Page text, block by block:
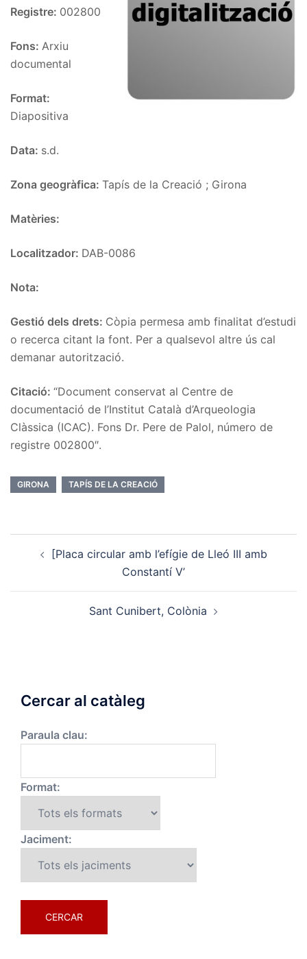
Registre: 002800
Fons: Arxiu
documental
Format:
Diapositiva
Data: s.d.
Zona geogràfica: Tapís de la Creació ; Girona
Matèries:
Localitzador: DAB-0086
Nota:
Gestió dels drets: Còpia permesa amb finalitat d’estudi
o recerca citant la font. Per a qualsevol altre ús cal
demanar autorització.
Citació: “Document conservat al Centre de
documentació de l’Institut Català d’Arqueologia
Clàssica (ICAC). Fons Dr. Pere de Palol, número de
registre 002800″.
GIRONA TAPÍS DE LA CREACIÓ
navigation
[Placa circular amb l’efígie de Lleó III amb
Constantí V’
Sant Cunibert, Colònia
Cercar al catàleg
Paraula clau:
Format:
Jaciment: